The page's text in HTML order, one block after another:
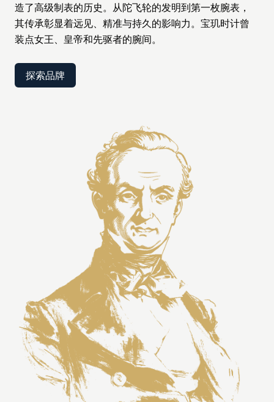
造了高级制表的历史。从陀飞轮的发明到第一枚腕表，
其传承彰显着远见、精准与持久的影响力。宝玑时计曾
装点女王、皇帝和先驱者的腕间。
探索品牌